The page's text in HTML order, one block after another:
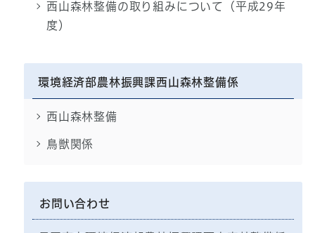
西山森林整備の取り組みについて（平成29年
度）
環境経済部農林振興課西山森林整備係
西山森林整備
鳥獣関係
お問い合わせ